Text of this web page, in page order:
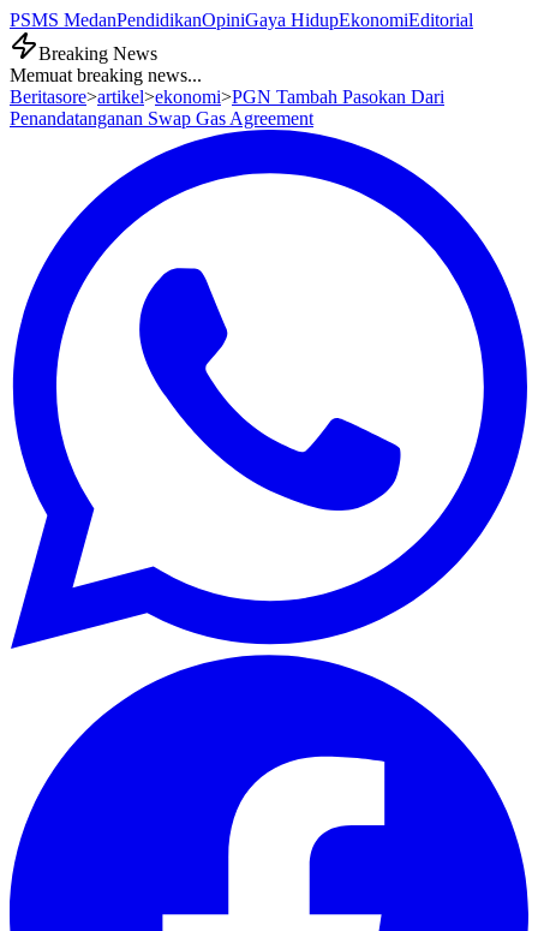
PSMS MedanPendidikanOpiniGaya HidupEkonomiEditorial
Breaking News
Memuat breaking news...
Beritasore>artikel>ekonomi>PGN Tambah Pasokan Dari
Penandatanganan Swap Gas Agreement